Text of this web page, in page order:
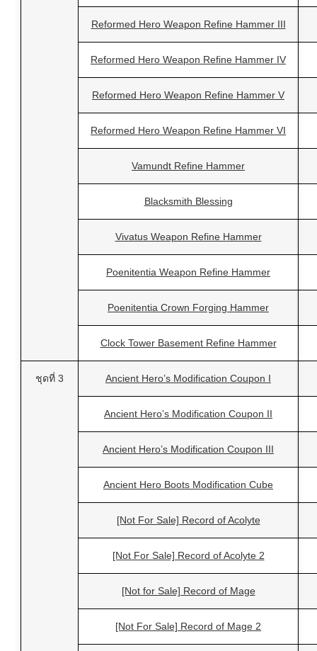
Reformed Hero Weapon Refine Hammer III
Reformed Hero Weapon Refine Hammer IV
Reformed Hero Weapon Refine Hammer V
Reformed Hero Weapon Refine Hammer VI
Vamundt Refine Hammer
Blacksmith Blessing
Vivatus Weapon Refine Hammer
Poenitentia Weapon Refine Hammer
Poenitentia Crown Forging Hammer
Clock Tower Basement Refine Hammer
ชุดที่ 3 Ancient Hero’s Modification Coupon I
Ancient Hero’s Modification Coupon II
Ancient Hero’s Modification Coupon III
Ancient Hero Boots Modification Cube
[Not For Sale] Record of Acolyte
[Not For Sale] Record of Acolyte 2
[Not for Sale] Record of Mage
[Not For Sale] Record of Mage 2